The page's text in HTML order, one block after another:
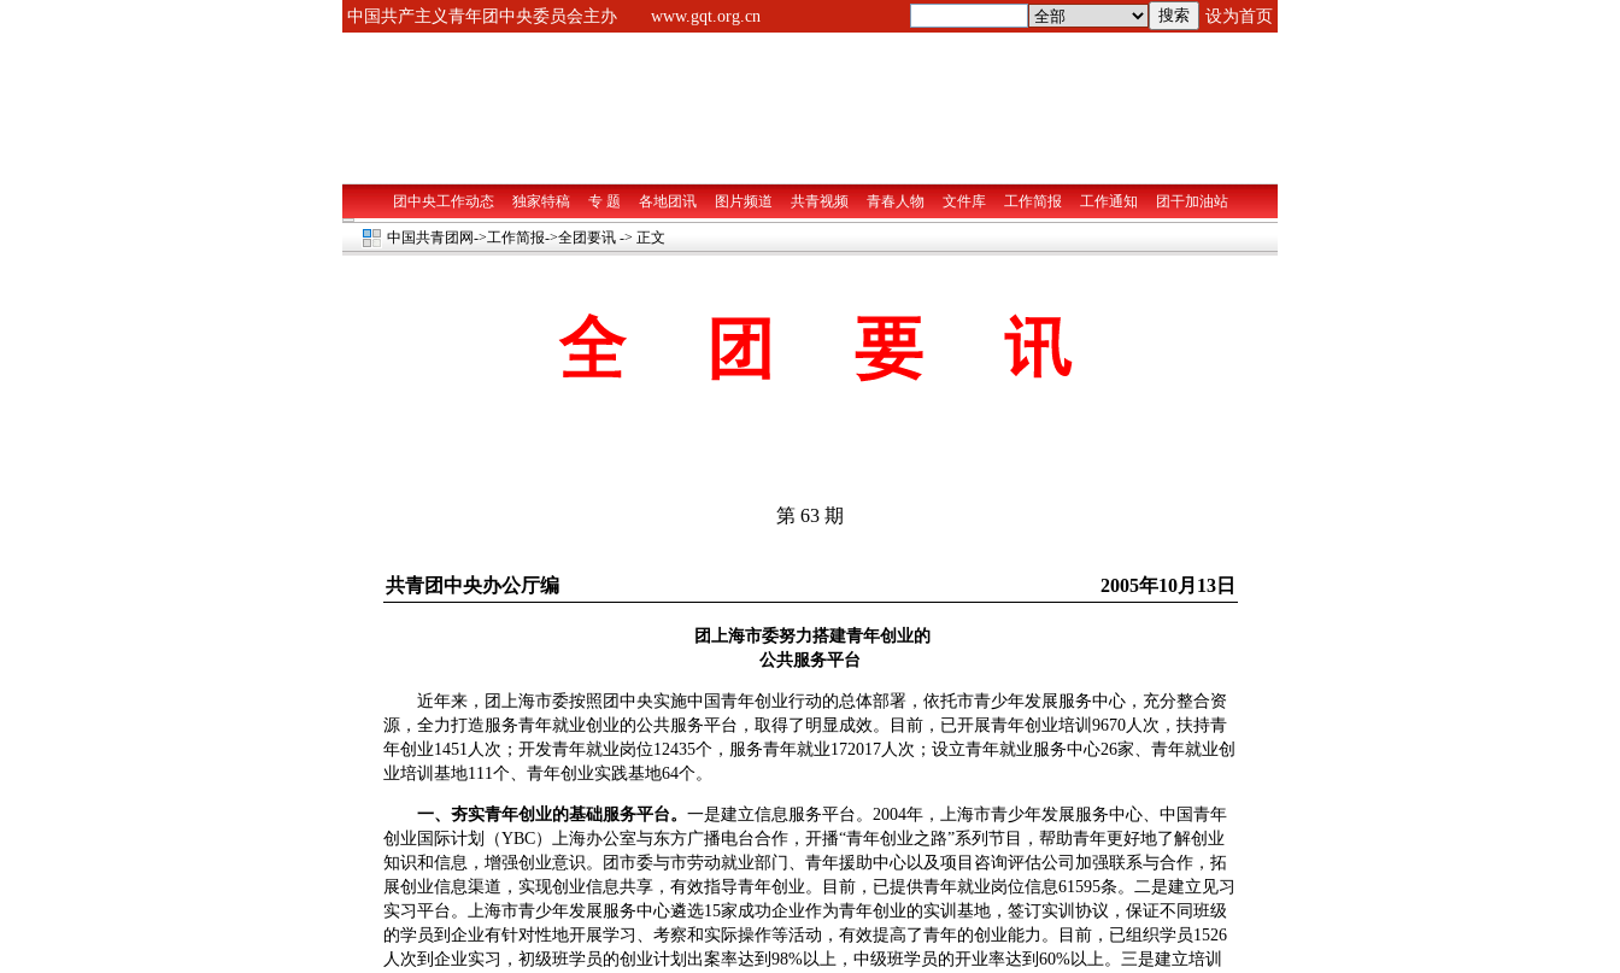
中国共产主义青年团中央委员会主办 www.gqt.org.cn 设为首页
团中央工作动态 独家特稿 专 题 各地团讯 图片频道 共青视频 青春人物 文件库 工作简报 工作通知 团干加油站
中国共青团网->工作简报->全团要讯 -> 正文
第 63 期
共青团中央办公厅编 2005年10月13日
团上海市委努力搭建青年创业的
公共服务平台
近年来，团上海市委按照团中央实施中国青年创业行动的总体部署，依托市青少年发展服务中心，充分整合资
源，全力打造服务青年就业创业的公共服务平台，取得了明显成效。目前，已开展青年创业培训9670人次，扶持青
年创业1451人次；开发青年就业岗位12435个，服务青年就业172017人次；设立青年就业服务中心26家、青年就业创
业培训基地111个、青年创业实践基地64个。
一、夯实青年创业的基础服务平台。 一是建立信息服务平台。2004年，上海市青少年发展服务中心、中国青年
创业国际计划（YBC）上海办公室与东方广播电台合作，开播“青年创业之路”系列节目，帮助青年更好地了解创业
知识和信息，增强创业意识。团市委与市劳动就业部门、青年援助中心以及项目咨询评估公司加强联系与合作，拓
展创业信息渠道，实现创业信息共享，有效指导青年创业。目前，已提供青年就业岗位信息61595条。二是建立见习
实习平台。上海市青少年发展服务中心遴选15家成功企业作为青年创业的实训基地，签订实训协议，保证不同班级
的学员到企业有针对性地开展学习、考察和实际操作等活动，有效提高了青年的创业能力。目前，已组织学员1526
人次到企业实习，初级班学员的创业计划出案率达到98%以上，中级班学员的开业率达到60%以上。三是建立培训